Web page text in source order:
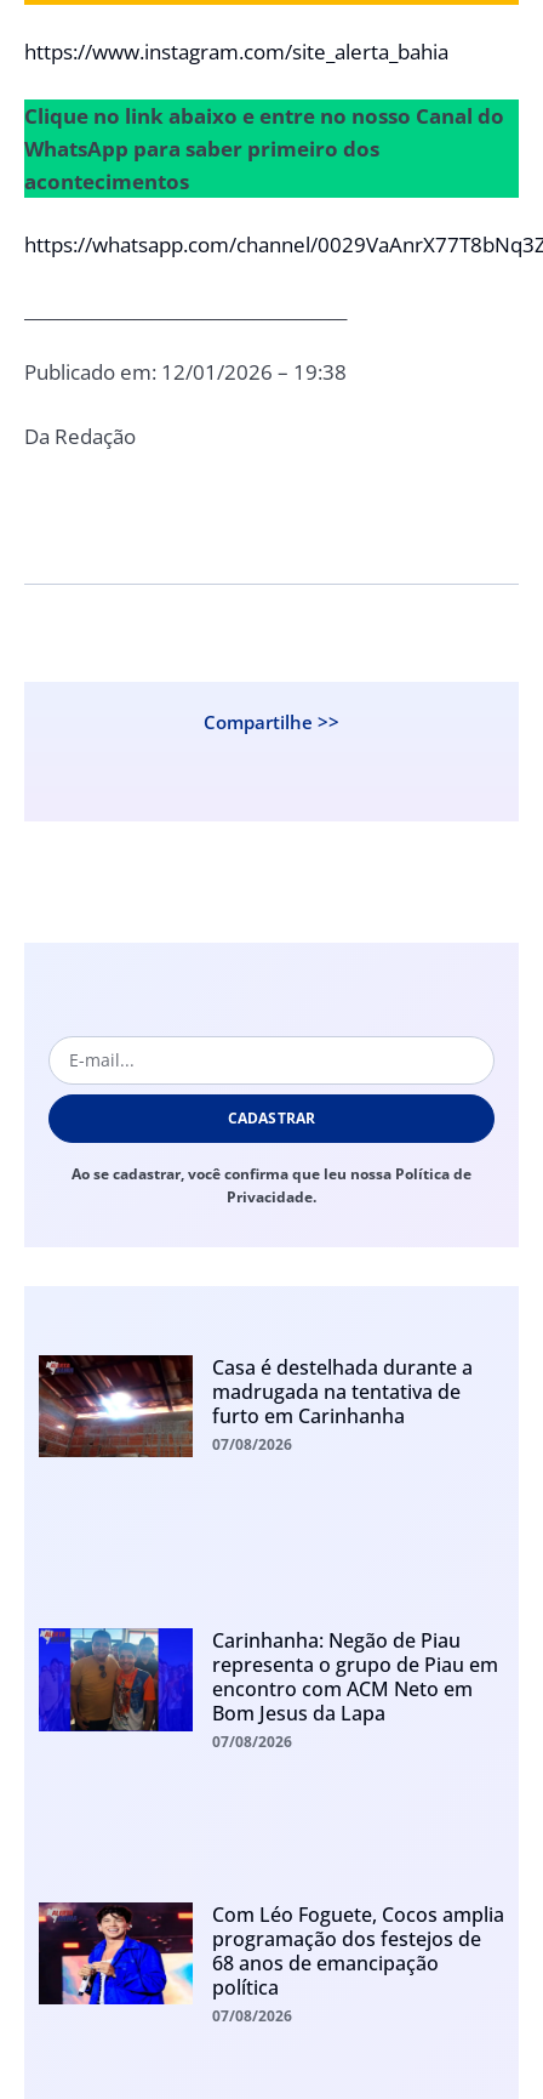
https://www.instagram.com/site_alerta_bahia
Clique no link abaixo e entre no nosso Canal do
WhatsApp para saber primeiro dos
acontecimentos
https://whatsapp.com/channel/
Publicado em: 12/01/2026 – 19:38
Da Redação
Compartilhe >>
CADASTRAR
Ao se cadastrar, você confirma que leu nossa Política de
Privacidade.
Casa é destelhada durante a
madrugada na tentativa de
furto em Carinhanha
07/08/2026
Carinhanha: Negão de Piau
representa o grupo de Piau em
encontro com ACM Neto em
Bom Jesus da Lapa
07/08/2026
Com Léo Foguete, Cocos amplia
programação dos festejos de
68 anos de emancipação
política
07/08/2026